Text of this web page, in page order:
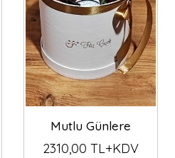
Mutlu Günlere
2310,00 TL+KDV